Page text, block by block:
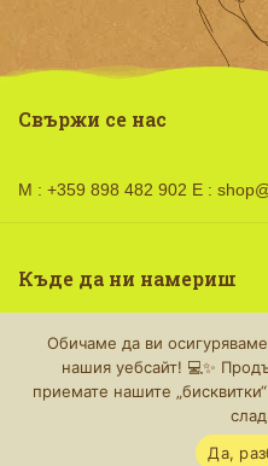
Свържи се нас
М : +359 898 482 902 Е :
Къде да ни намериш
Работно време
© 2026
Обичаме да ви
нашия уебсайт! 💻✨
приемате нашите
Да,